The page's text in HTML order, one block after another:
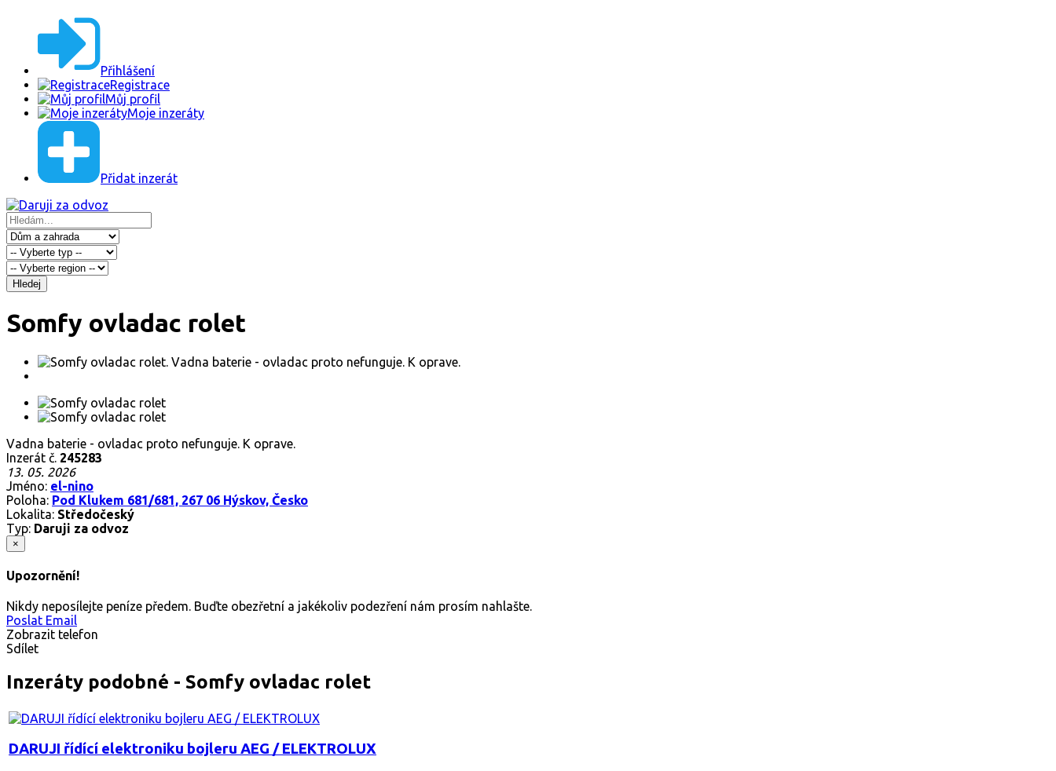
Přihlášení
Registrace
Můj profil
Moje inzeráty
Přidat inzerát
Hledej
Somfy ovladac rolet
Vadna baterie - ovladac proto nefunguje. K oprave.
Inzerát č. 245283
13. 05. 2026
Jméno: el-nino
Poloha: Pod Klukem 681/681, 267 06 Hýskov, Česko
Lokalita: Středočeský
Typ: Daruji za odvoz
×
Upozornění!
Nikdy neposílejte peníze předem. Buďte obezřetní a jakékoliv podezření nám prosím nahlašte.
Poslat Email
Zobrazit telefon
Sdílet
Inzeráty podobné - Somfy ovladac rolet
DARUJI řídící elektroniku bojleru AEG / ELEKTROLUX